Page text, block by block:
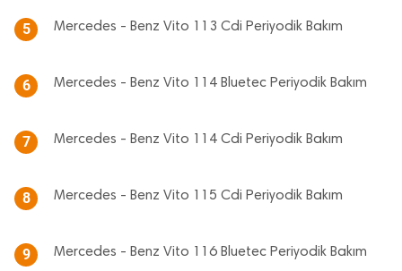
5 Mercedes - Benz Vito 113 Cdi Periyodik Bakım
6 Mercedes - Benz Vito 114 Bluetec Periyodik Bakım
7 Mercedes - Benz Vito 114 Cdi Periyodik Bakım
8 Mercedes - Benz Vito 115 Cdi Periyodik Bakım
9 Mercedes - Benz Vito 116 Bluetec Periyodik Bakım